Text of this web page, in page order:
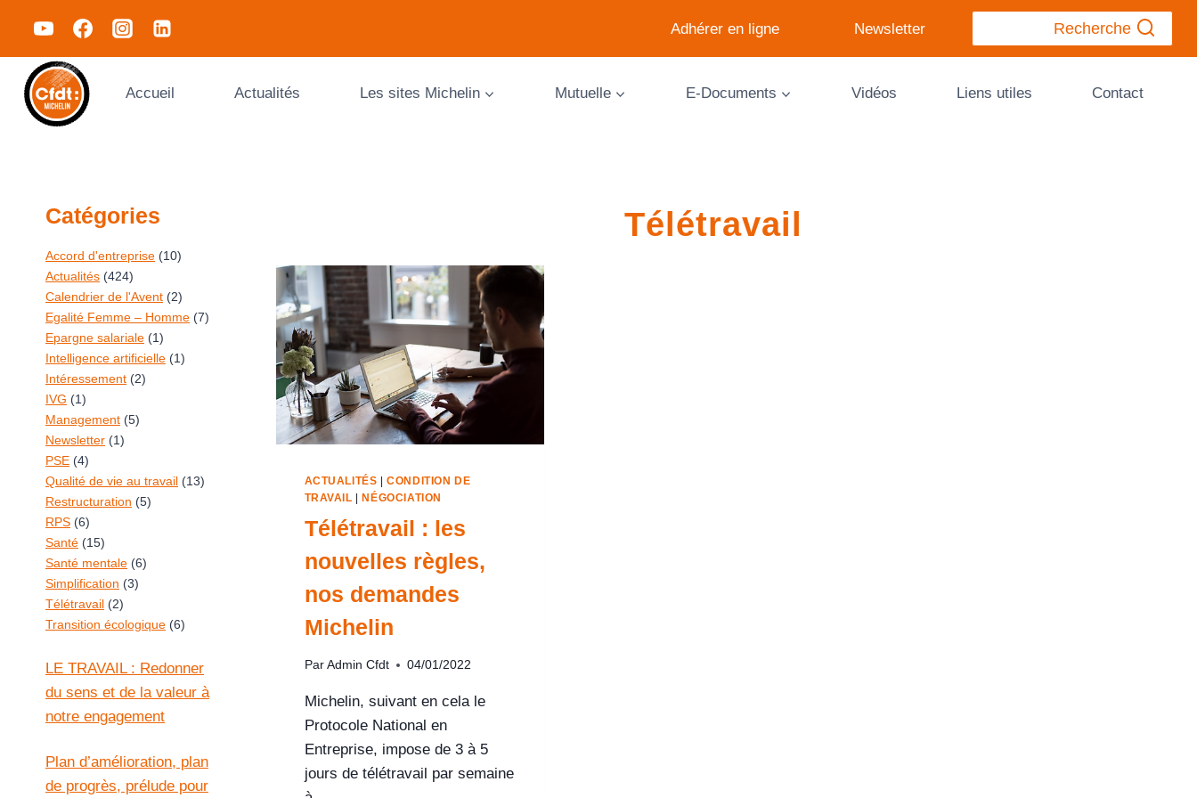
Adhérer en ligne Newsletter Recherche
Accueil Actualités Les sites Michelin Mutuelle E-Documents Vidéos Liens utiles Contact
Télétravail
ACTUALITÉS |CONDITION DE
TRAVAIL |NÉGOCIATION
Télétravail : les
nouvelles règles,
nos demandes
Michelin
Par Admin Cfdt 04/01/2022
Michelin, suivant en cela le
Protocole National en
Entreprise, impose de 3 à 5
jours de télétravail par semaine
Catégories
Accord d'entreprise (10)
Actualités (424)
Calendrier de l'Avent (2)
Egalité Femme – Homme (7)
Epargne salariale (1)
Intelligence artificielle (1)
Intéressement (2)
IVG (1)
Management (5)
Newsletter (1)
PSE (4)
Qualité de vie au travail (13)
Restructuration (5)
RPS (6)
Santé (15)
Santé mentale (6)
Simplification (3)
Télétravail (2)
Transition écologique (6)
LE TRAVAIL : Redonner
du sens et de la valeur à
notre engagement
Plan d’amélioration, plan
de progrès, prélude pour